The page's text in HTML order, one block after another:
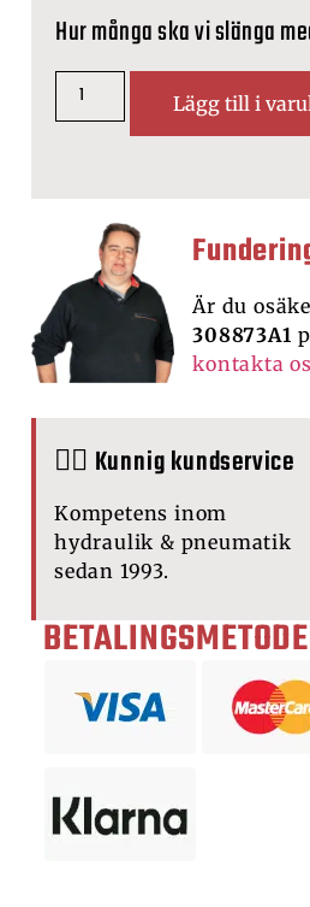
Hur många ska vi slänga
Lägg till i
Är du
308873A1
kontakta
🙋‍♂️ Kunnig kundservice
Kompetens inom
hydraulik & pneumatik
sedan 1993.